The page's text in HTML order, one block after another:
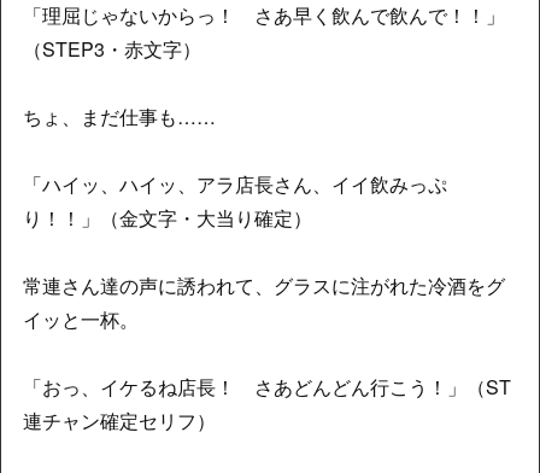
「理屈じゃないからっ！ さあ早く飲んで飲んで！！」
（STEP3・赤文字）
ちょ、まだ仕事も……
「ハイッ、ハイッ、アラ店長さん、イイ飲みっぷ
り！！」（金文字・大当り確定）
常連さん達の声に誘われて、グラスに注がれた冷酒をグ
イッと一杯。
「おっ、イケるね店長！ さあどんどん行こう！」（ST
連チャン確定セリフ）